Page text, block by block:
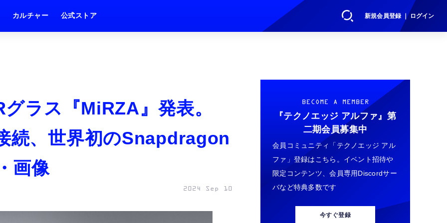
新規会員登録 ｜ ログイン
カルチャー 公式ストア
ラス『MiRZA』発表。
続、世界初のSnapdragon
画像
2024 Sep 10
BECOME A MEMBER
『テクノエッジ アルファ』 第
二期会員募集中
会員コミュニティ「テクノエッジ アル
ファ」登録はこちら。イベント招待や
限定コンテンツ、会員専用Discordサー
バなど特典多数です
今すぐ登録